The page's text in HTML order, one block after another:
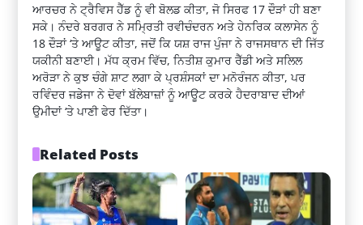
ਆਰਚਰ ਨੇ ਟ੍ਰੈਵਿਸ ਹੈੱਡ ਨੂੰ ਵੀ ਬੋਲਡ ਕੀਤਾ, ਜੋ ਸਿਰਫ 17 ਦੌੜਾਂ ਹੀ ਬਣਾ
ਸਕੇ। ਨੰਦਰੇ ਬਰਗਰ ਨੇ ਸਮ੍ਰਿਤੀ ਰਵੀਚੰਦਰਨ ਅਤੇ ਹੇਨਰਿਕ ਕਲਾਸੇਨ ਨੂੰ
18 ਦੌੜਾਂ ‘ਤੇ ਆਊਟ ਕੀਤਾ, ਜਦੋਂ ਕਿ ਯਸ਼ ਰਾਜ ਪੁੰਜਾ ਨੇ ਰਾਜਸਥਾਨ ਦੀ ਜਿੱਤ
ਯਕੀਨੀ ਬਣਾਈ। ਮੱਧ ਕ੍ਰਮ ਵਿੱਚ, ਨਿਤੀਸ਼ ਕੁਮਾਰ ਰੈੱਡੀ ਅਤੇ ਸਲਿਲ
ਅਰੋੜਾ ਨੇ ਕੁਝ ਚੰਗੇ ਸ਼ਾਟ ਲਗਾ ਕੇ ਪ੍ਰਸ਼ੰਸਕਾਂ ਦਾ ਮਨੋਰੰਜਨ ਕੀਤਾ, ਪਰ
ਰਵਿੰਦਰ ਜਡੇਜਾ ਨੇ ਦੋਵਾਂ ਬੱਲੇਬਾਜ਼ਾਂ ਨੂੰ ਆਊਟ ਕਰਕੇ ਹੈਦਰਾਬਾਦ ਦੀਆਂ
ਉਮੀਦਾਂ ‘ਤੇ ਪਾਣੀ ਫੇਰ ਦਿੱਤਾ।
Related Posts